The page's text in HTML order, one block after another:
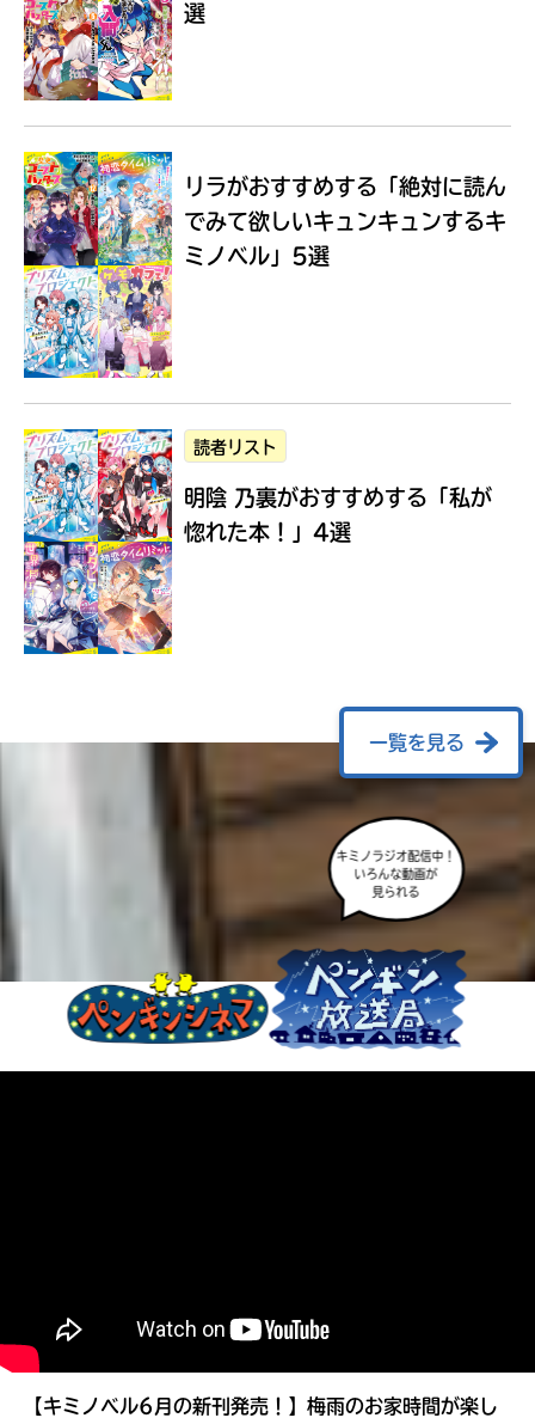
Loading...
選
リラがおすすめする 「絶対に読ん
でみて欲しいキュンキュンするキ
ミノベル」5選
読者リスト
明陰 乃裏がおすすめする 「私が
惚れた本！」4選
一覧を見る
キミノラジオ配信中！
いろんな動画が
見られる
【キミノベル6月の新刊発売！】梅雨のお家時間が楽し
に
エ
も
度
み
て
ね
る